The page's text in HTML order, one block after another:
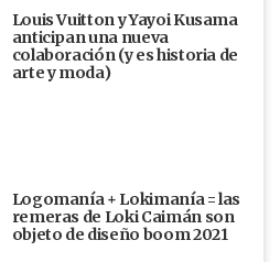
Louis Vuitton y Yayoi Kusama
anticipan una nueva
colaboración (y es historia de
arte y moda)
Logomanía + Lokimanía = las
remeras de Loki Caimán son
objeto de diseño boom 2021